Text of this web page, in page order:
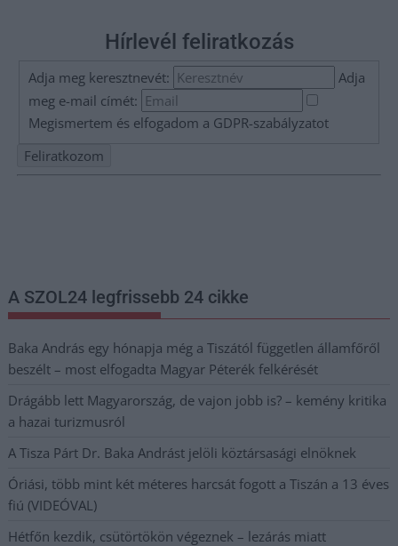
Hírlevél feliratkozás
Adja meg keresztnevét:
Adja
meg e-mail címét:
Megismertem és elfogadom a GDPR-szabályzatot
A SZOL24 legfrissebb 24 cikke
Baka András egy hónapja még a Tiszától független államfőről
beszélt – most elfogadta Magyar Péterék felkérését
Drágább lett Magyarország, de vajon jobb is? – kemény kritika
a hazai turizmusról
A Tisza Párt Dr. Baka Andrást jelöli köztársasági elnöknek
Óriási, több mint két méteres harcsát fogott a Tiszán a 13 éves
fiú (VIDEÓVAL)
Hétfőn kezdik, csütörtökön végeznek – lezárás miatt